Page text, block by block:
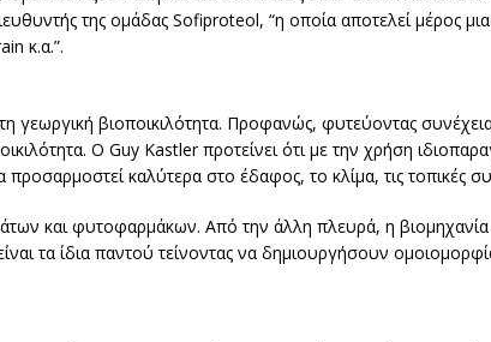
της ομάδας Sofiproteol, “η οποία αποτελεί μέρος
κ.α.”.
γεωργική βιοποικιλότητα. Προφανώς, φυτεύοντας
Ο Guy Kastler προτείνει ότι με την χρήση
καλύτερα στο έδαφος, το κλίμα, τις τοπικές
και φυτοφαρμάκων. Από την άλλη πλευρά, η
τα ίδια παντού τείνοντας να δημιουργήσουν